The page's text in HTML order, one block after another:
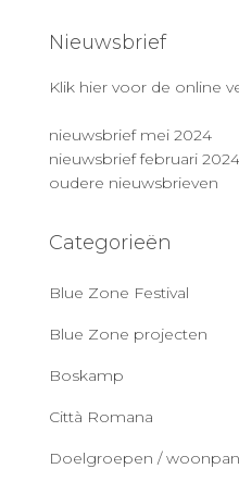
Nieuwsbrief
Klik hier voor de online
nieuwsbrief mei 2024
nieuwsbrief februari 2024
oudere nieuwsbrieven
Categorieën
Blue Zone Festival
Blue Zone projecten
Boskamp
Città Romana
Doelgroepen /